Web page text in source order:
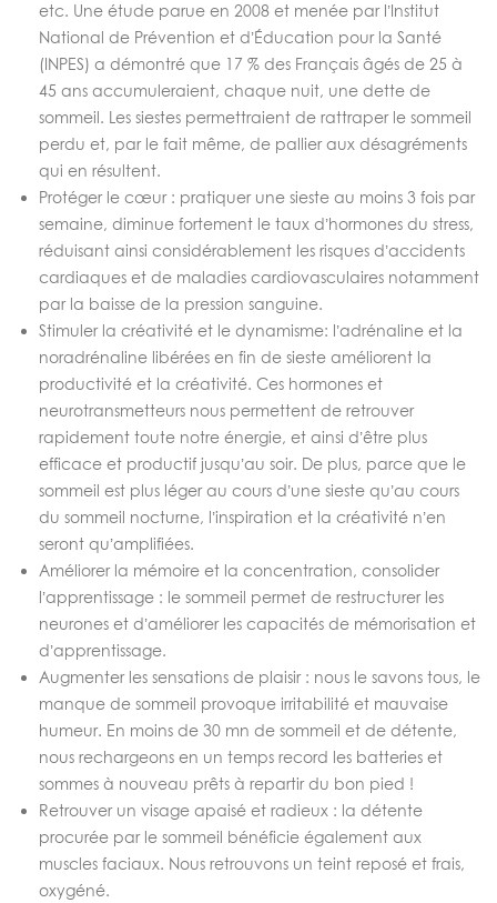
etc. Une étude parue en 2008 et menée par l’Institut
National de Prévention et d’Éducation pour la Santé
(INPES) a démontré que 17 % des Français âgés de 25 à
45 ans accumuleraient, chaque nuit, une dette de
sommeil. Les siestes permettraient de rattraper le sommeil
perdu et, par le fait même, de pallier aux désagréments
qui en résultent.
Protéger le cœur : pratiquer une sieste au moins 3 fois par
semaine, diminue fortement le taux d’hormones du stress,
réduisant ainsi considérablement les risques d’accidents
cardiaques et de maladies cardiovasculaires notamment
par la baisse de la pression sanguine.
Stimuler la créativité et le dynamisme: l’adrénaline et la
noradrénaline libérées en fin de sieste améliorent la
productivité et la créativité. Ces hormones et
neurotransmetteurs nous permettent de retrouver
rapidement toute notre énergie, et ainsi d’être plus
efficace et productif jusqu’au soir. De plus, parce que le
sommeil est plus léger au cours d’une sieste qu’au cours
du sommeil nocturne, l’inspiration et la créativité n’en
seront qu’amplifiées.
Améliorer la mémoire et la concentration, consolider
l’apprentissage : le sommeil permet de restructurer les
neurones et d’améliorer les capacités de mémorisation et
d’apprentissage.
Augmenter les sensations de plaisir : nous le savons tous, le
manque de sommeil provoque irritabilité et mauvaise
humeur. En moins de 30 mn de sommeil et de détente,
nous rechargeons en un temps record les batteries et
sommes à nouveau prêts à repartir du bon pied !
Retrouver un visage apaisé et radieux : la détente
procurée par le sommeil bénéficie également aux
muscles faciaux. Nous retrouvons un teint reposé et frais,
oxygéné.